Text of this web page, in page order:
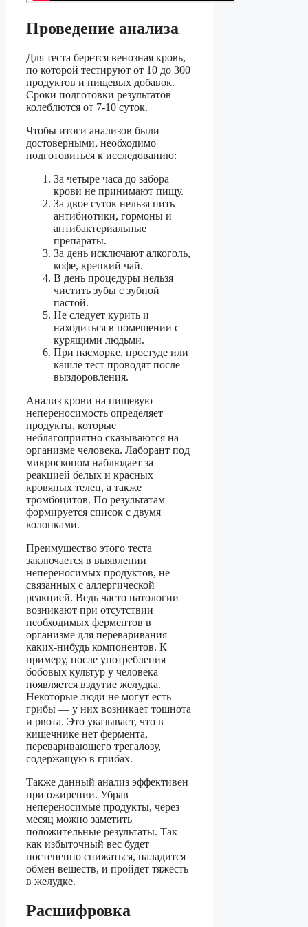
Проведение анализа
Для теста берется венозная кровь,
по которой тестируют от 10 до 300
продуктов и пищевых добавок.
Сроки подготовки результатов
колеблются от 7-10 суток.
Чтобы итоги анализов были
достоверными, необходимо
подготовиться к исследованию:
За четыре часа до забора
крови не принимают пищу.
За двое суток нельзя пить
антибиотики, гормоны и
антибактериальные
препараты.
За день исключают алкоголь,
кофе, крепкий чай.
В день процедуры нельзя
чистить зубы с зубной
пастой.
Не следует курить и
находиться в помещении с
курящими людьми.
При насморке, простуде или
кашле тест проводят после
выздоровления.
Анализ крови на пищевую
непереносимость определяет
продукты, которые
неблагоприятно сказываются на
организме человека. Лаборант под
микроскопом наблюдает за
реакцией белых и красных
кровяных телец, а также
тромбоцитов. По результатам
формируется список с двумя
колонками.
Преимущество этого теста
заключается в выявлении
непереносимых продуктов, не
связанных с аллергической
реакцией. Ведь часто патологии
возникают при отсутствии
необходимых ферментов в
организме для переваривания
каких-нибудь компонентов. К
примеру, после употребления
бобовых культур у человека
появляется вздутие желудка.
Некоторые люди не могут есть
грибы — у них возникает тошнота
и рвота. Это указывает, что в
кишечнике нет фермента,
переваривающего трегалозу,
содержащую в грибах.
Также данный анализ эффективен
при ожирении. Убрав
непереносимые продукты, через
месяц можно заметить
положительные результаты. Так
как избыточный вес будет
постепенно снижаться, наладится
обмен веществ, и пройдет тяжесть
в желудке.
Расшифровка